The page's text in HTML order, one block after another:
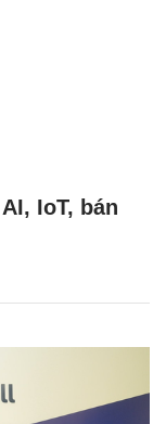
IoT, bán